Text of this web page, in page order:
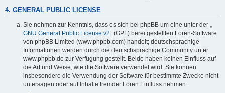
4. GENERAL PUBLIC LICENSE
Sie nehmen zur Kenntnis, dass es sich bei phpBB um eine unter der „
GNU General Public License v2“ (GPL) bereitgestellten Foren-Software
von phpBB Limited (www.phpbb.com) handelt; deutschsprachige
Informationen werden durch die deutschsprachige Community unter
www.phpbb.de zur Verfügung gestellt. Beide haben keinen Einfluss auf
die Art und Weise, wie die Software verwendet wird. Sie können
insbesondere die Verwendung der Software für bestimmte Zwecke nicht
untersagen oder auf Inhalte fremder Foren Einfluss nehmen.